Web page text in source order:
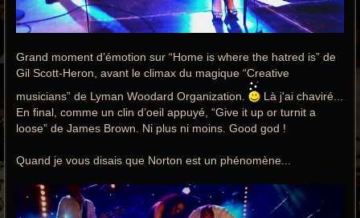
Grand moment d’émotion sur “Home is where the hatred is” de
Gil Scott-Heron, avant le climax du magique “Creative
musicians” de Lyman Woodard Organization.
Là j'ai chaviré...
En final, comme un clin d’oeil appuyé, “Give it up or turnit a
loose” de James Brown. Ni plus ni moins. Good god !
Quand je vous disais que Norton est un phénomène...